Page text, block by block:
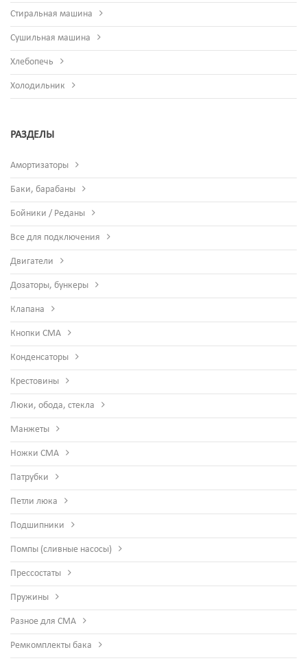
Стиральная машина
Сушильная машина
Хлебопечь
Холодильник
РАЗДЕЛЫ
Амортизаторы
Баки, барабаны
Бойники / Реданы
Все для подключения
Двигатели
Дозаторы, бункеры
Клапана
Кнопки СМА
Конденсаторы
Крестовины
Люки, обода, стекла
Манжеты
Ножки СМА
Патрубки
Петли люка
Подшипники
Помпы (сливные насосы)
Прессостаты
Пружины
Разное для СМА
Ремкомплекты бака